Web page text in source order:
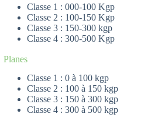
Classe 1 : 000-100 Kgp
Classe 2 : 100-150 Kgp
Classe 3 : 150-300 kgp
Classe 4 : 300-500 Kgp
Planes
Classe 1 : 0 à 100 kgp
Classe 2 : 100 à 150 kgp
Classe 3 : 150 à 300 kgp
Classe 4 : 300 à 500 kgp